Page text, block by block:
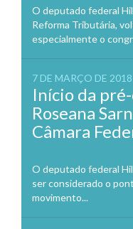
O deputado federal
Reforma Tributária,
especialmente o
7 DE MARÇO DE 2018
Início da
Roseana
Câmara
O deputado federal
ser considerado o
movimento...